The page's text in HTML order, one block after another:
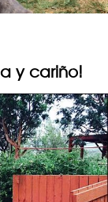
y cariño!